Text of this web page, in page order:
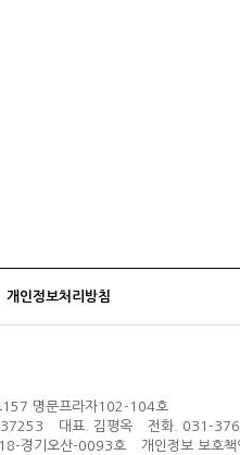
개인정보처리방침
157 명문프라자102-104호
대표. 김평옥 전화. 031-
경기오산-0093호 개인정보 보호책